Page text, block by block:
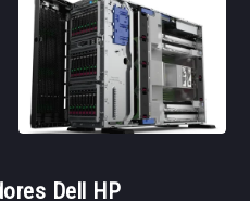
Dell HP